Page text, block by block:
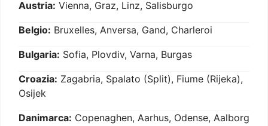
Austria: Vienna, Graz, Linz, Salisburgo
Belgio: Bruxelles, Anversa, Gand, Charleroi
Bulgaria: Sofia, Plovdiv, Varna, Burgas
Croazia: Zagabria, Spalato (Split), Fiume (Rijeka),
Osijek
Danimarca: Copenaghen, Aarhus, Odense, Aalborg